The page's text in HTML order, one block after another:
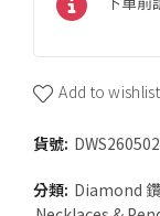
Add to wishlist
貨號:
分類: Diamond